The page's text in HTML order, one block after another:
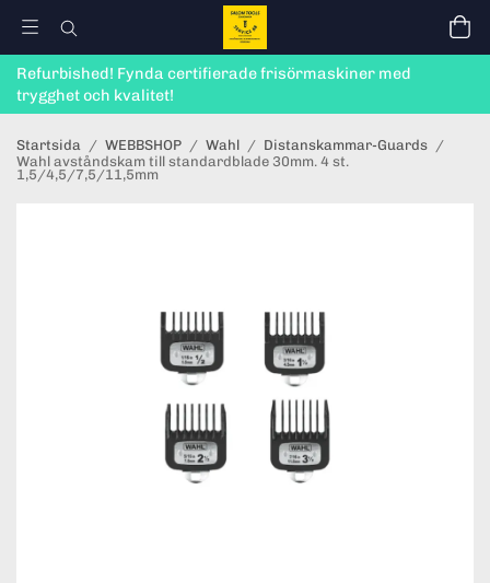
Refurbished! Fynda certifierade frisörmaskiner med
trygghet och kvalitet!
Startsida / WEBBSHOP / Wahl / Distanskammar-Guards /
Wahl avståndskam till standardblade 30mm. 4 st.
1,5/4,5/7,5/11,5mm